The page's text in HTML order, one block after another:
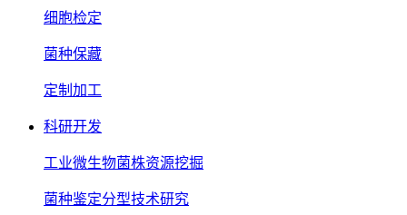
细胞检定
菌种保藏
定制加工
科研开发
工业微生物菌株资源挖掘
菌种鉴定分型技术研究